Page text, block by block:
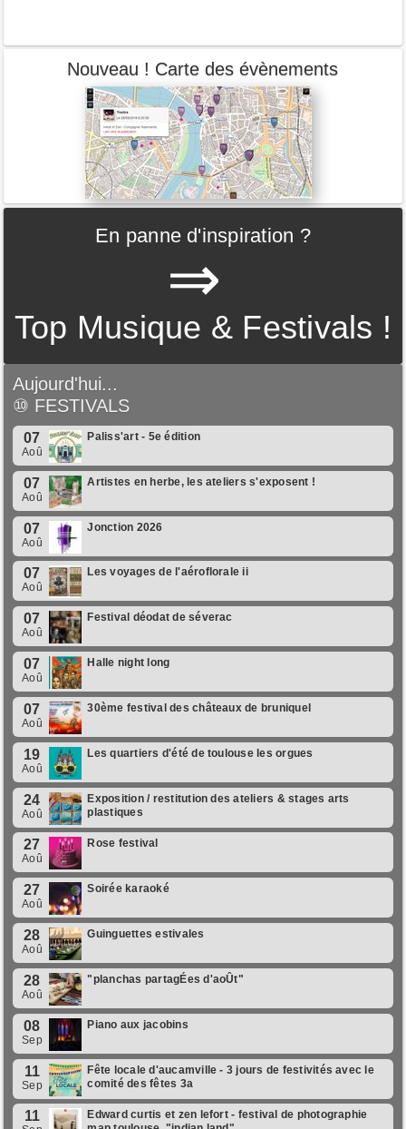
Nouveau ! Carte des évènements
En panne d'inspiration ?
⇒
Top Musique & Festivals !
Aujourd'hui...
⑩ FESTIVALS
07
Aoû
Paliss'art - 5e édition
07
Aoû
Artistes en herbe, les ateliers s'exposent !
07
Aoû
Jonction 2026
07
Aoû
Les voyages de l'aéroflorale ii
07
Aoû
Festival déodat de séverac
07
Aoû
Halle night long
07
Aoû
30ème festival des châteaux de bruniquel
19
Aoû
Les quartiers d'été de toulouse les orgues
24
Aoû
Exposition / restitution des ateliers & stages arts
plastiques
27
Aoû
Rose festival
27
Aoû
Soirée karaoké
28
Aoû
Guinguettes estivales
28
Aoû
"planchas partagÉes d'aoÛt"
08
Sep
Piano aux jacobins
11
Sep
Fête locale d'aucamville - 3 jours de festivités avec le
comité des fêtes 3a
11
Edward curtis et zen lefort - festival de photographie